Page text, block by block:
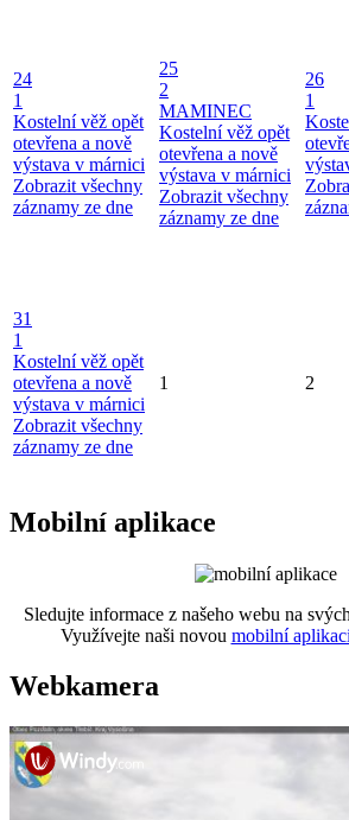
24
1
Kostelní věž opět
otevřena a nově
výstava v márnici
Zobrazit všechny
záznamy ze dne
25
2
MAMINEC
Kostelní věž opět
otevřena a nově
výstava v márnici
Zobrazit všechny
záznamy ze dne
26
1
31
1
Kostelní věž opět
otevřena a nově
výstava v márnici
Zobrazit všechny
záznamy ze dne
1 2
Mobilní aplikace
Sledujte informace z našeho webu na
Využívejte naši novou mobilní
Webkamera